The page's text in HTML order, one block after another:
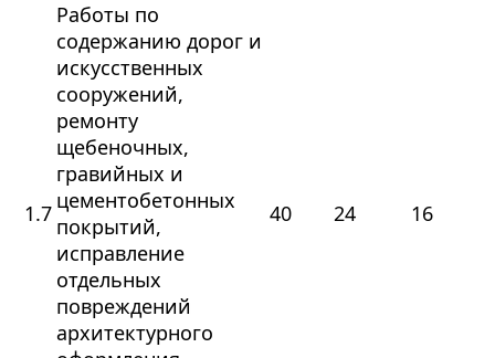
1.7
Работы по
содержанию дорог и
искусственных
сооружений,
ремонту
щебеночных,
гравийных и
цементобетонных
покрытий,
исправление
отдельных
повреждений
архитектурного
40 24 16